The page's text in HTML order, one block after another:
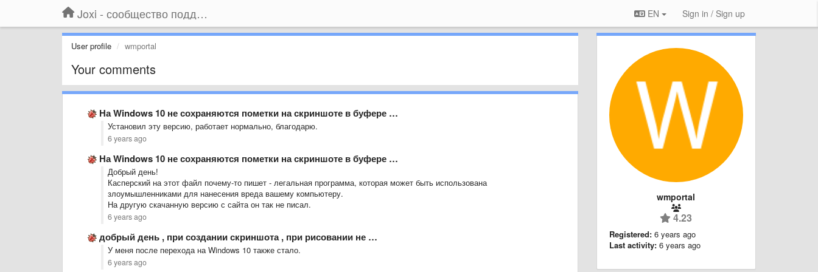
Joxi - сообщество поддержки EN Sign in / Sign up
User profile wmportal
Your comments
На Windows 10 не сохраняются пометки на скриншоте в буфере …
Установил эту версию, работает нормально, благодарю.
6 years ago
На Windows 10 не сохраняются пометки на скриншоте в буфере …
Добрый день!
Касперский на этот файл почему-то пишет - легальная программа, которая может быть использована
злоумышленниками для нанесения вреда вашему компьютеру.
На другую скачанную версию с сайта он так не писал.
6 years ago
добрый день , при создании скриншота , при рисовании не …
У меня после перехода на Windows 10 также стало.
6 years ago
wmportal
4.23
Registered: 6 years ago
Last activity: 6 years ago